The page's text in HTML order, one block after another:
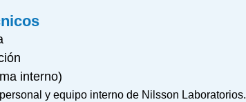
interno)
y equipo interno de Nilsson Laboratorios.